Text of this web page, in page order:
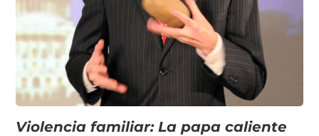
Violencia familiar: La papa caliente